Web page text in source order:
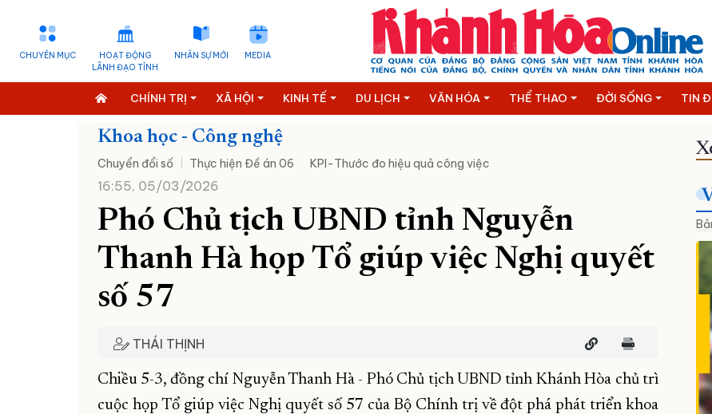
CHUYÊN MỤC
HOẠT ĐỘNG
LÃNH ĐẠO TỈNH
NHÂN SỰ MỚI MEDIA
CHÍNH TRỊ XÃ HỘI KINH TẾ DU LỊCH VĂN HÓA THỂ THAO ĐỜI SỐNG TIN
Khoa học - Công nghệ
Chuyển đổi số Thực hiện Đề án 06 KPI-Thước đo hiệu quả công việc
16:55, 05/03/2026
Phó Chủ tịch UBND tỉnh Nguyễn
Thanh Hà họp Tổ giúp việc Nghị quyết
số 57
THÁI THỊNH
Chiều 5-3, đồng chí Nguyễn Thanh Hà - Phó Chủ tịch UBND tỉnh Khánh Hòa chủ trì
cuộc họp Tổ giúp việc Nghị quyết số 57 của Bộ Chính trị về đột phá phát triển khoa